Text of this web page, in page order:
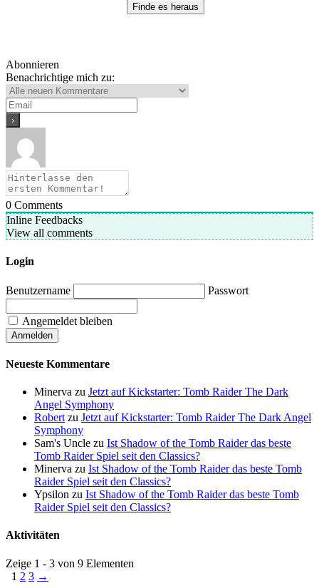
Finde es heraus
Abonnieren
Benachrichtige mich zu:
0 Comments
Inline Feedbacks
View all comments
Login
Benutzername Passwort
Angemeldet bleiben
Neueste Kommentare
Minerva zu Jetzt auf Kickstarter: Tomb Raider The Dark
Angel Symphony
Robert zu Jetzt auf Kickstarter: Tomb Raider The Dark Angel
Symphony
Sam's Uncle zu Ist Shadow of the Tomb Raider das beste
Tomb Raider Spiel seit den Classics?
Minerva zu Ist Shadow of the Tomb Raider das beste Tomb
Raider Spiel seit den Classics?
Ypsilon zu Ist Shadow of the Tomb Raider das beste Tomb
Raider Spiel seit den Classics?
Aktivitäten
Zeige 1 - 3 von 9 Elementen
1 2 3 →